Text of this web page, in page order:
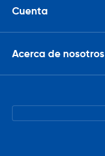
Cuenta
Acerca de nosotros